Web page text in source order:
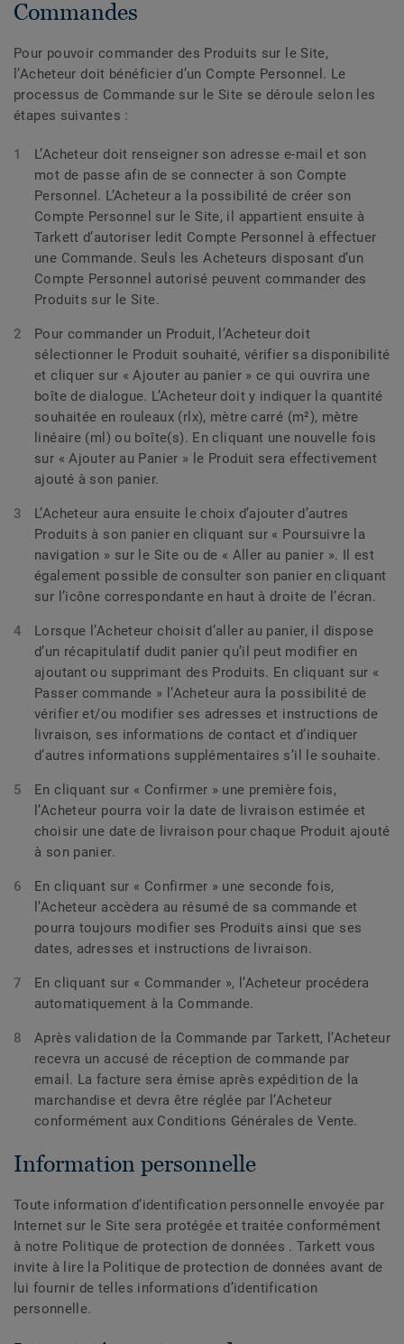
Commandes
Pour pouvoir commander des Produits sur le Site,
l’Acheteur doit bénéficier d’un Compte Personnel. Le
processus de Commande sur le Site se déroule selon les
étapes suivantes :
L’Acheteur doit renseigner son adresse e-mail et son
mot de passe afin de se connecter à son Compte
Personnel. L’Acheteur a la possibilité de créer son
Compte Personnel sur le Site, il appartient ensuite à
Tarkett d’autoriser ledit Compte Personnel à effectuer
une Commande. Seuls les Acheteurs disposant d’un
Compte Personnel autorisé peuvent commander des
Produits sur le Site.
Pour commander un Produit, l’Acheteur doit
sélectionner le Produit souhaité, vérifier sa disponibilité
et cliquer sur « Ajouter au panier » ce qui ouvrira une
boîte de dialogue. L’Acheteur doit y indiquer la quantité
souhaitée en rouleaux (rlx), mètre carré (m²), mètre
linéaire (ml) ou boîte(s). En cliquant une nouvelle fois
sur « Ajouter au Panier » le Produit sera effectivement
ajouté à son panier.
L’Acheteur aura ensuite le choix d’ajouter d’autres
Produits à son panier en cliquant sur « Poursuivre la
navigation » sur le Site ou de « Aller au panier ». Il est
également possible de consulter son panier en cliquant
sur l’icône correspondante en haut à droite de l’écran.
Lorsque l’Acheteur choisit d’aller au panier, il dispose
d’un récapitulatif dudit panier qu’il peut modifier en
ajoutant ou supprimant des Produits. En cliquant sur «
Passer commande » l’Acheteur aura la possibilité de
vérifier et/ou modifier ses adresses et instructions de
livraison, ses informations de contact et d’indiquer
d’autres informations supplémentaires s’il le souhaite.
En cliquant sur « Confirmer » une première fois,
l’Acheteur pourra voir la date de livraison estimée et
choisir une date de livraison pour chaque Produit ajouté
à son panier.
En cliquant sur « Confirmer » une seconde fois,
l’Acheteur accèdera au résumé de sa commande et
pourra toujours modifier ses Produits ainsi que ses
dates, adresses et instructions de livraison.
En cliquant sur « Commander », l’Acheteur procédera
automatiquement à la Commande.
Après validation de la Commande par Tarkett, l’Acheteur
recevra un accusé de réception de commande par
email. La facture sera émise après expédition de la
marchandise et devra être réglée par l’Acheteur
conformément aux Conditions Générales de Vente.
Information personnelle
Toute information d’identification personnelle envoyée par
Internet sur le Site sera protégée et traitée conformément
à notre Politique de protection de données . Tarkett vous
invite à lire la Politique de protection de données avant de
lui fournir de telles informations d’identification
personnelle.